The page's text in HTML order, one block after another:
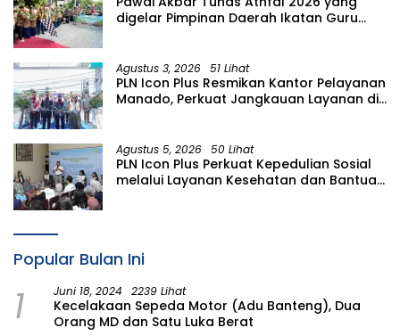
digelar Pimpinan Daerah Ikatan Guru
Agustus 3, 2026 51 Lihat
PLN Icon Plus Resmikan Kantor Pelayanan
Manado, Perkuat Jangkauan Layanan di
Agustus 5, 2026 50 Lihat
PLN Icon Plus Perkuat Kepedulian Sosial
melalui Layanan Kesehatan dan Bantuan
Popular Bulan Ini
1 Juni 18, 2024 2239 Lihat
Kecelakaan Sepeda Motor (Adu Banteng), Dua
Orang MD dan Satu Luka Berat